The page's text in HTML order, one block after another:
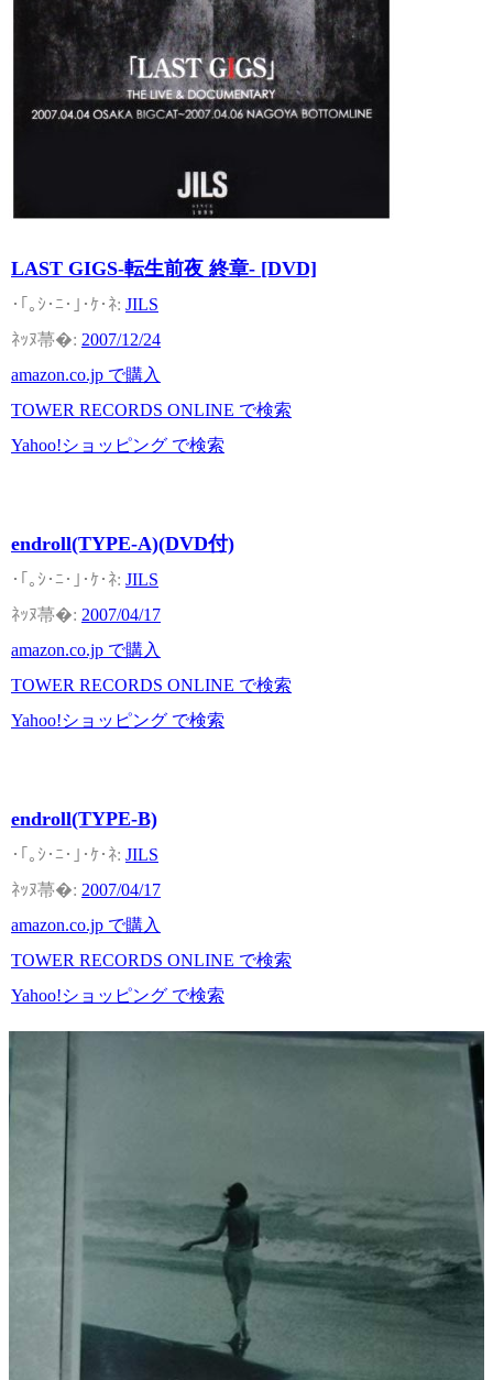
LAST GIGS-転生前夜 終章- [DVD]
JILS
2007/12/24
amazon.co.jp で購入
TOWER RECORDS ONLINE で検索
Yahoo!ショッピング で検索
endroll(TYPE-A)(DVD付)
JILS
2007/04/17
amazon.co.jp で購入
TOWER RECORDS ONLINE で検索
Yahoo!ショッピング で検索
endroll(TYPE-B)
JILS
2007/04/17
amazon.co.jp で購入
TOWER RECORDS ONLINE で検索
Yahoo!ショッピング で検索